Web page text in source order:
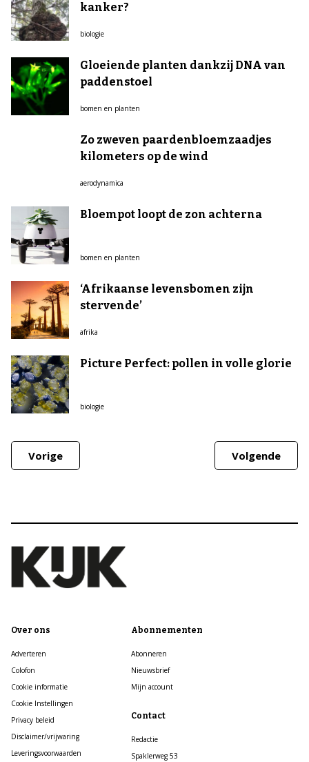
kanker?
biologie
Gloeiende planten dankzij DNA van
paddenstoel
bomen en planten
Zo zweven paardenbloemzaadjes
kilometers op de wind
aerodynamica
Bloempot loopt de zon achterna
bomen en planten
‘Afrikaanse levensbomen zijn
stervende’
afrika
Picture Perfect: pollen in volle glorie
biologie
Vorige Volgende
Over ons
Adverteren
Colofon
Cookie informatie
Cookie Instellingen
Privacy beleid
Disclaimer/vrijwaring
Leveringsvoorwaarden
Abonnementen
Abonneren
Nieuwsbrief
Mijn account
Contact
Redactie
Spaklerweg 53